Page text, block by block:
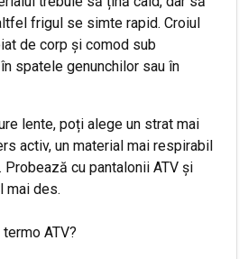
frigul se simte rapid. Croiul
de corp și comod sub
spatele genunchilor sau în
lente, poți alege un strat mai
activ, un material mai respirabil
cu pantalonii ATV și
mai des.
ATV?